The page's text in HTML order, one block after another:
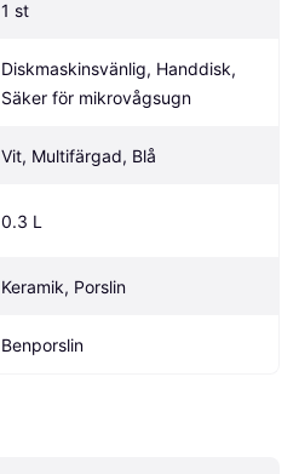
1 st
Diskmaskinsvänlig, Handdisk,
Säker för mikrovågsugn
Vit, Multifärgad, Blå
0.3 L
Keramik, Porslin
Benporslin